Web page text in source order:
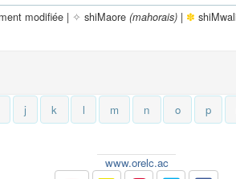
modifiée | ✧ shiMaore (mahorais) | ✽ shiMwali
j k l m n o p
www.orelc.ac